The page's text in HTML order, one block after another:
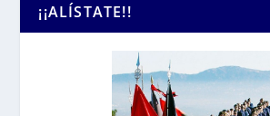
¡¡ALÍSTATE!!